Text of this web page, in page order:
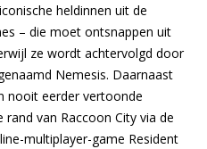
heldinnen uit de
– die moet ontsnappen uit
ze wordt achtervolgd door
Nemesis. Daarnaast
nooit eerder vertoonde
van Raccoon City via de
multiplayer-game Resident